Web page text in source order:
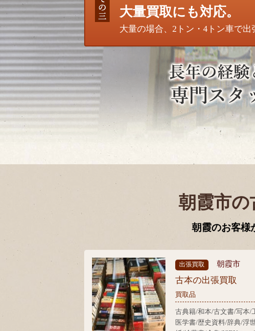
大量買取にも対応。
大量の場合、2トン・4トン車で出
朝霞市の
朝霞のお客様
出張買取 朝霞市
古本の出張買取
買取品
古典籍/和本/古文書/写本/
医学書/歴史資料/辞典/浮